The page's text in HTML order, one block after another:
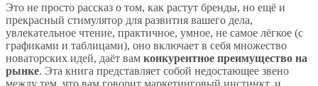
Это не просто рассказ о том, как растут бренды, но ещё и
прекрасный стимулятор для развития вашего дела,
увлекательное чтение, практичное, умное, не самое лёгкое (с
графиками и таблицами), оно включает в себя множество
новаторских идей, даёт вам конкурентное преимущество на
рынке. Эта книга представляет собой недостающее звено
между тем, что вам говорит маркетинговый инстинкт, и